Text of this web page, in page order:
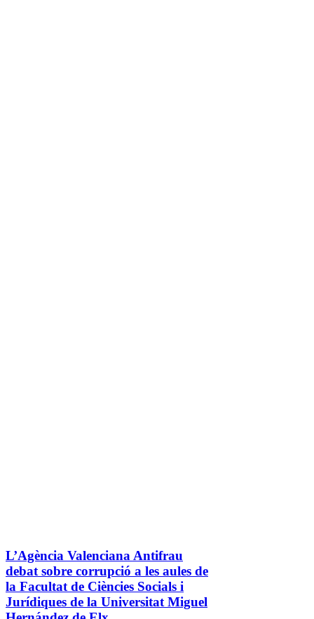
L’Agència Valenciana Antifrau
debat sobre corrupció a les aules de
la Facultat de Ciències Socials i
Jurídiques de la Universitat Miguel